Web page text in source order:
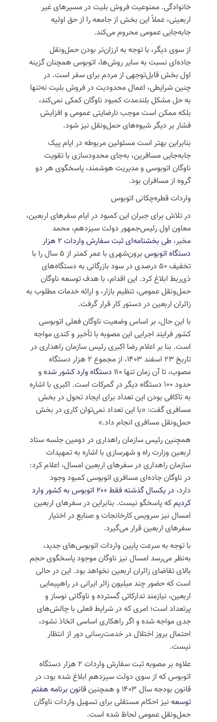
خانوادگی. ممنوعیت فروش بلیت در مسیرهای غیر
اربعینی، عملاً این بخش از جامعه را از حق اولیه
جابه‌جایی عمومی محروم می‌کند.
از سوی دیگر، با توجه به ارزان‌تر بودن حمل‌ونقل
جاده‌ای نسبت به سایر روش‌ها، اتوبوس همچنان گزینه
اول بخش قابل‌توجهی از مردم برای سفر است. در
چنین شرایطی، اعمال محدودیت در فروش بلیت نه‌تنها
به حل مشکل بلندمدت کمبود ناوگان کمکی نمی‌کند،
بلکه ممکن است موجب نارضایتی عمومی و افزایش
فشار بر دیگر شیوه‌های حمل‌ونقل نیز شود.
بنابراین بهتر است مسئولین مربوطه در ایام پیک
جابه‌جایی مسافرین، به‌جای محدودسازی با تقویت
ناوگان اتوبوسی و مدیریت هوشمند، پاسخگوی هر دو
گروه از مسافران بود.
واردات قطره‌چکانی اتوبوس
در تلاش برای جبران این کمبود در ایام سفرهای اربعین،
معاون اول رئیس‌جمهور دولت سیزدهم، محمد
مخبر،
طی بخشنامه‌ای ثبت سفارش واردات ۲ هزار
دستگاه اتوبوس
برون‌شهری با عمر کمتر از ۵ سال را با
تخفیف ۵۰ درصدی در سود بازرگانی به دستگاه‌های
ذی‌ربط ابلاغ کرد. این اقدام، با هدف توسعه ناوگان
حمل‌ونقل عمومی، تنظیم بازار، و ارائه خدمات مطلوب به
زائران اربعین در دستور کار قرار گرفت.
با این حال، بر اساس وضعیت ناوگان فعلی اتوبوسی
کشور فرایند اجرایی این مصوبه با تأخیر و کندی مواجه
است. بنا بر اعلام رضا اکبری رئیس سازمان راهداری در
تاریخ ۲۳ اسفند ۱۴۰۳، از مجموع ۲ هزار دستگاه
مصوب، تا آن زمان تنها
و
حدود ۱۰۰ دستگاه دیگر در گمرکات است. اکبری با اشاره
به ناکافی بودن این تعداد برای ایجاد تحول در بخش
مسافری گفت: «با این تعداد نمی‌توان کاری در بخش
حمل‌ونقل مسافری انجام داد.»
همچنین رئیس سازمان راهداری در دومین جلسه ستاد
اربعین وزارت راه و شهرسازی با اشاره به تمهیدات
سازمان راهداری در سفرهای اربعین امسال، اعلام کرد:
در ناوگان جاده‌ای مسافری اتوبوسی کمبود وجود
دارد،
در یکسال گذشته فقط ۲۰۰ اتوبوس به کشور وارد
کردیمکه پاسخگو نیست. بنابراین در سفرهای اربعین
امسال نیز سرویس کارخانجات و صنایع در اختیار
سفرهای اربعین قرار می‌گیرد.
با توجه به سرعت پایین واردات اتوبوس‌های جدید،
به‌نظر می‌رسد امسال نیز ناوگان موجود پاسخگوی حجم
بالای تقاضای زائران اربعین نخواهد بود. این در حالی
است که حضور چند میلیون زائر ایرانی در راهپیمایی
اربعین، نیازمند تدارکاتی گسترده و ناوگانی نوساز و
پرتعداد است؛ امری که در شرایط فعلی با چالش‌های
جدی مواجه شده و اگر راهکاری اساسی اتخاذ نشود،
احتمال بروز اختلال در خدمت‌رسانی دور از انتظار
نیست.
علاوه بر مصوبه ثبت سفارش واردات ۲ هزار دستگاه
اتوبوس که از سوی دولت سیزدهم ابلاغ شده بود، در
قانون بودجه سال ۱۴۰۳ و همچنین
قانون برنامه هفتم
توسعه نیز احکام مستقلی برای تسهیل واردات ناوگان
حمل‌ونقل عمومی لحاظ شده است.